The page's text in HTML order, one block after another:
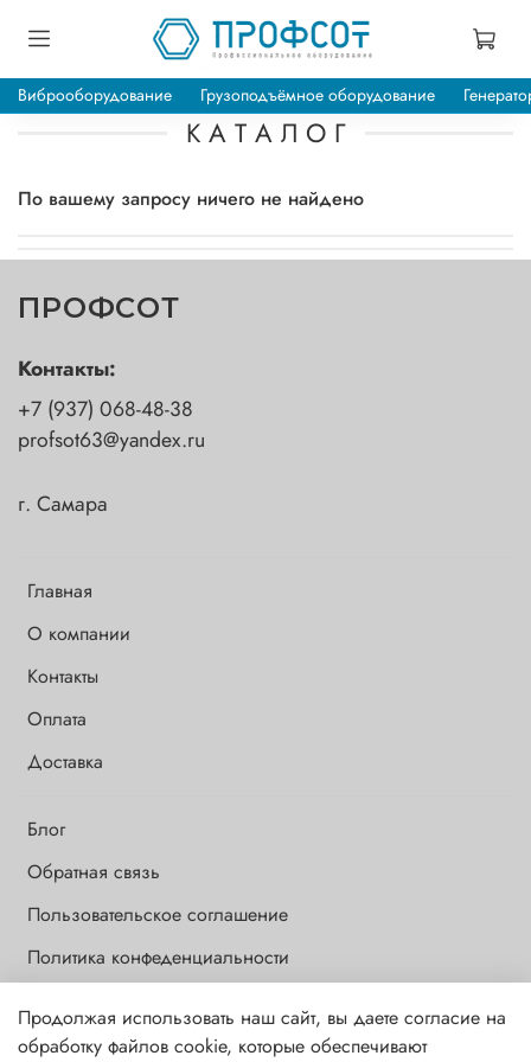
Виброоборудование Грузоподъёмное оборудование
По вашему запросу ничего не найдено
К А Т А Л О Г
ПРОФСОТ
Главная
О компании
Контакты
Оплата
Доставка
Блог
Обратная связь
Пользовательское соглашение
Политика конфеденциальности
Контакты:
+7 (937) 068-48-38
profsot63@yandex.ru
г. Самара
Обращаем Ваше внимание на то, что данный интернет-сайт носит
Продолжая использовать наш сайт, вы даете согласие на
обработку файлов cookie, которые обеспечивают